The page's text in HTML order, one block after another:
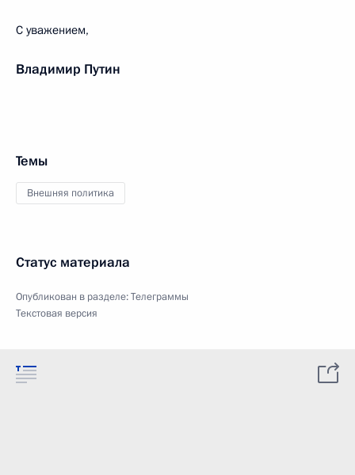
С уважением,
Владимир Путин
Темы
Внешняя политика
Статус материала
Опубликован в разделе:Телеграммы
Текстовая версия